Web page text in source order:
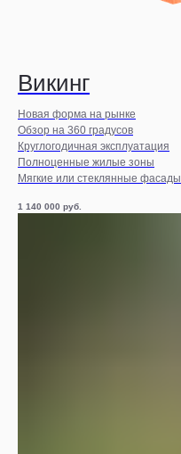
Викинг
Новая форма на рынке
Обзор на 360 градусов
Круглогодичная эксплуатация
Полноценные жилые зоны
Мягкие или стеклянные фасады
1 140 000 руб.